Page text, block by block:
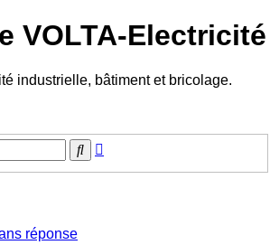
VOLTA-Electricité
industrielle, bâtiment et bricolage.
Rechercher
réponse